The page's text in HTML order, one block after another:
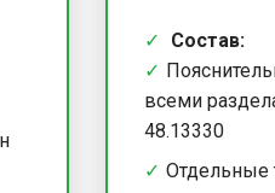
Состав:
всеми
48.13330
Отдельные